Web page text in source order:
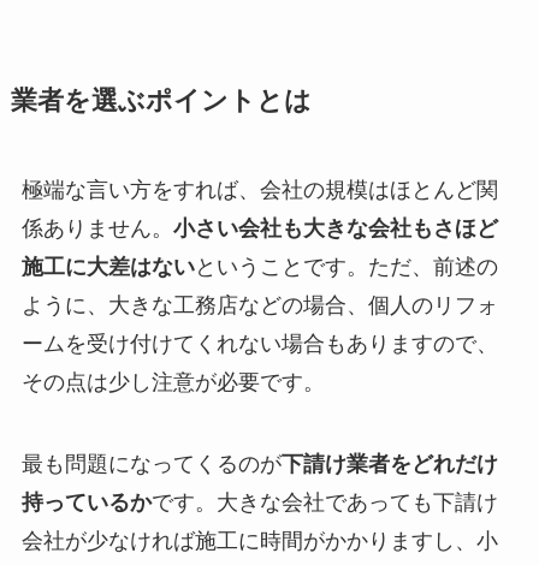
業者を選ぶポイントとは
極端な言い方をすれば、会社の規模はほとんど関
係ありません。 小さい会社も大きな会社もさほど
施工に大差はないということです。ただ、前述の
ように、大きな工務店などの場合、個人のリフォ
ームを受け付けてくれない場合もありますので、
その点は少し注意が必要です。
最も問題になってくるのが下請け業者をどれだけ
持っているかです。大きな会社であっても下請け
会社が少なければ施工に時間がかかりますし、小